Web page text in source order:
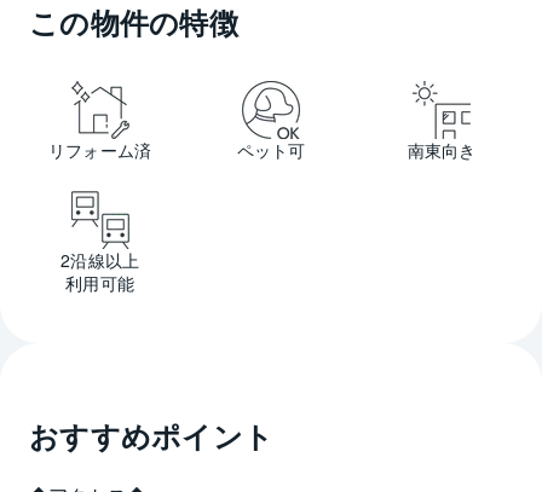
この物件の特徴
リフォーム済 ペット可 南東向き
2沿線以上
利用可能
おすすめポイント